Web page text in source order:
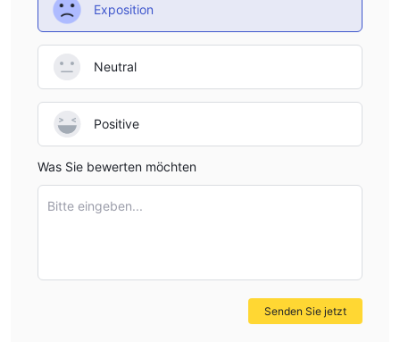
Exposition
Neutral
Positive
Was Sie bewerten möchten
Bitte eingeben...
Senden Sie jetzt